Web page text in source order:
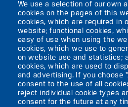
We use a selection of our own
cookies on the pages of this
cookies, which are required in
website; functional cookies,
easy of use when using the
cookies, which we use to
on website use and statistics;
cookies, which are used to
and advertising. If you choose
consent to the use of all
reject individual cookie types
consent for the future at any
IMAGE
VIKTORIASTR. 10-18
12105 BERLIN
TEMPELHOF
AKTUELLES